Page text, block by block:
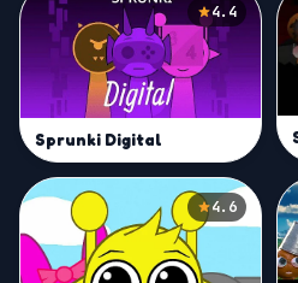
4.4
Sprunki Digital
4.6